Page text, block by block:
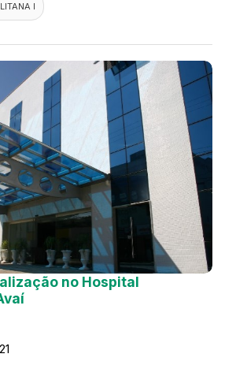
I
no Hospital